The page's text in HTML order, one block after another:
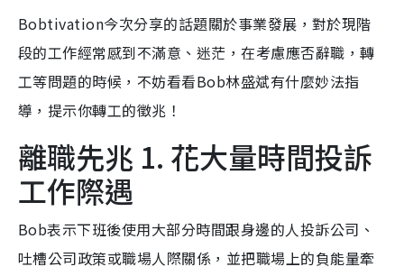
Bobtivation今次分享的話題關於事業發展，對於現階
段的工作經常感到不滿意、迷茫，在考慮應否辭職，轉
工等問題的時候，不妨看看Bob林盛斌有什麼妙法指
導，提示你轉工的徵兆！
離職先兆 1. 花大量時間投訴
工作際遇
Bob表示下班後使用大部分時間跟身邊的人投訴公司、
吐槽公司政策或職場人際關係，並把職場上的負能量牽